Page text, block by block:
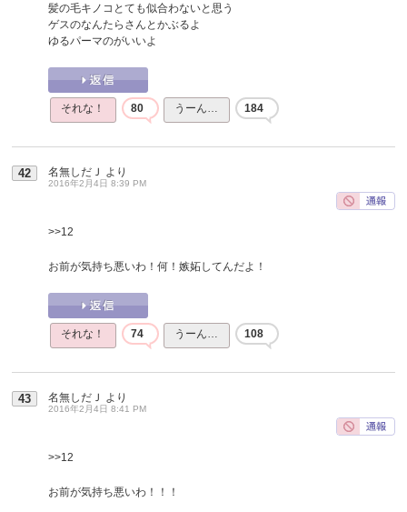
髪の毛キノコとても似合わないと思う
ゲスのなんたらさんとかぶるよ
ゆるパーマのがいいよ
それな！ 80 うーん… 184
42 名無しだＪ より
2016年2月4日 8:39 PM
>>12
お前が気持ち悪いわ！何！嫉妬してんだよ！
それな！ 74 うーん… 108
43 名無しだＪ より
2016年2月4日 8:41 PM
>>12
お前が気持ち悪いわ！！！